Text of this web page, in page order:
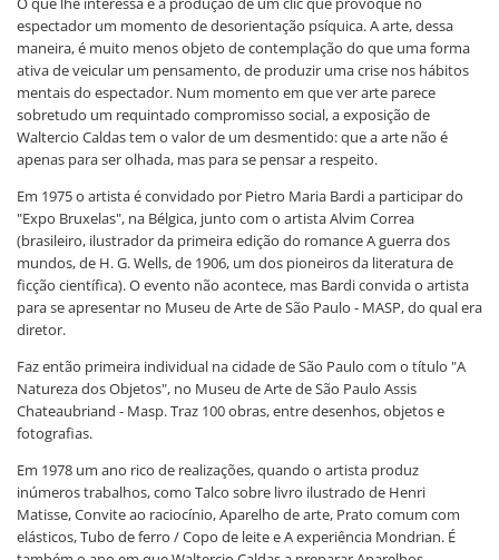
espectador um momento de desorientação psíquica. A arte, dessa
maneira, é muito menos objeto de contemplação do que uma forma
ativa de veicular um pensamento, de produzir uma crise nos hábitos
mentais do espectador. Num momento em que ver arte parece
sobretudo um requintado compromisso social, a exposição de
Waltercio Caldas tem o valor de um desmentido: que a arte não é
apenas para ser olhada, mas para se pensar a respeito.
Em 1975 o artista é convidado por Pietro Maria Bardi a participar do
"Expo Bruxelas", na Bélgica, junto com o artista Alvim Correa
(brasileiro, ilustrador da primeira edição do romance A guerra dos
mundos, de H. G. Wells, de 1906, um dos pioneiros da literatura de
ficção científica). O evento não acontece, mas Bardi convida o artista
para se apresentar no Museu de Arte de São Paulo - MASP, do qual era
diretor.
Faz então primeira individual na cidade de São Paulo com o título "A
Natureza dos Objetos", no Museu de Arte de São Paulo Assis
Chateaubriand - Masp. Traz 100 obras, entre desenhos, objetos e
fotografias.
Em 1978 um ano rico de realizações, quando o artista produz
inúmeros trabalhos, como Talco sobre livro ilustrado de Henri
Matisse, Convite ao raciocínio, Aparelho de arte, Prato comum com
elásticos, Tubo de ferro / Copo de leite e A experiência Mondrian. É